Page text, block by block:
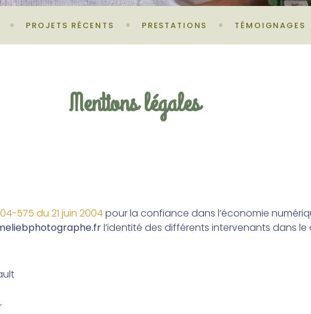
PROJETS RÉCENTS PRESTATIONS TÉMOIGNAGES
Mentions légales
575 du 21 juin 2004pour la confiance dans l’économie
l’identité des différents intervenants dans